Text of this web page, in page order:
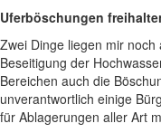
Uferböschungen
Zwei Dinge liegen mir
Beseitigung der
Bereichen auch die
unverantwortlich einige
für Ablagerungen aller Art